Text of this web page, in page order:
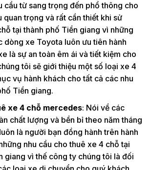
cầu từ sang trọng đến phổ thông cho
quan trọng và rất cần thiết khi sử
tại thành phố Tiền giang vì những
dòng xe Toyota luôn ưu tiên hành
là sự an toàn êm ái và tiết kiệm cho
tôi sẽ giới thiệu một số loại xe 4
vụ hành khách cho tất cả các nhu
Tiền giang.
xe 4 chỗ mercedes: Nói về các
chất lượng và bền bỉ theo năm tháng
là người bạn đồng hành trên hành
nhu cầu cho thuê xe 4 chỗ tại
giang vì thế công ty chúng tôi là đối